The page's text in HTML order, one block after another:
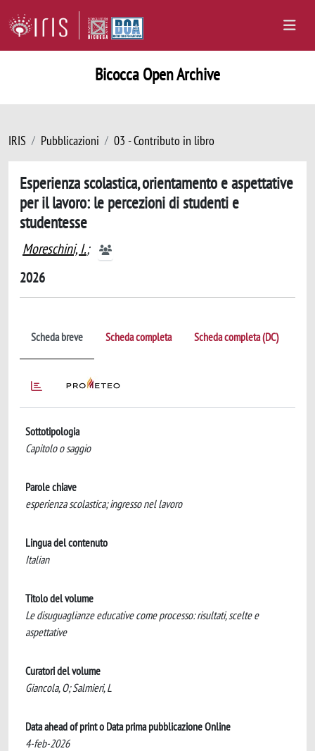
Bicocca Open Archive
IRIS Pubblicazioni 03 - Contributo in libro
Esperienza scolastica, orientamento e aspettative
per il lavoro: le percezioni di studenti e
studentesse
Moreschini, I.;
2026
Scheda breve Scheda completa Scheda completa (DC)
Sottotipologia
Capitolo o saggio
Parole chiave
esperienza scolastica; ingresso nel lavoro
Lingua del contenuto
Italian
Titolo del volume
Le disuguaglianze educative come processo: risultati, scelte e
aspettative
Curatori del volume
Giancola, O; Salmieri, L
Data ahead of print o Data prima pubblicazione Online
4-feb-2026